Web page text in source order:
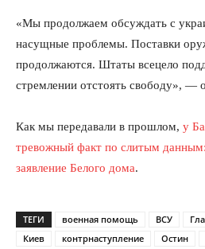
«Мы продолжаем обсуждать с
насущные проблемы. Поставки
продолжаются. Штаты всецело
стремлении отстоять свободу», —
Как мы передавали в прошлом, у
тревожный факт по слитым
заявление Белого дома.
ТЕГИ военная помощь ВСУ
Киев
контрнаступление Остин